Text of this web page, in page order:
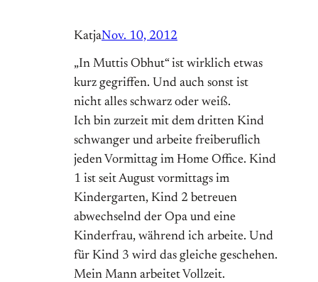
KatjaNov. 10, 2012
„In Muttis Obhut“ ist wirklich etwas
kurz gegriffen. Und auch sonst ist
nicht alles schwarz oder weiß.
Ich bin zurzeit mit dem dritten Kind
schwanger und arbeite freiberuflich
jeden Vormittag im Home Office. Kind
1 ist seit August vormittags im
Kindergarten, Kind 2 betreuen
abwechselnd der Opa und eine
Kinderfrau, während ich arbeite. Und
für Kind 3 wird das gleiche geschehen.
Mein Mann arbeitet Vollzeit.